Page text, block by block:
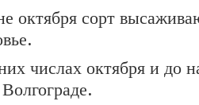
октября сорт
числах октября и до